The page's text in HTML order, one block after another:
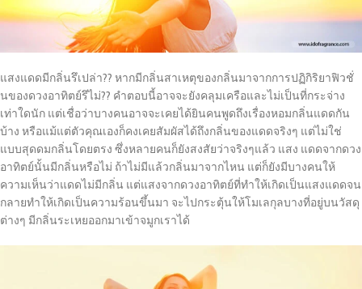
แสงแดดมีกลิ่นรึเปล่า?? หากมีกลิ่นสาเหตุของกลิ่นมาจากการปฏิกิริยาฟิวชั่
นของดวงอาทิตย์รึไม่?? คำตอบนี้อาจจะยังคลุมเครือและไม่เป็นที่กระจ่าง
เท่าใดนัก แต่เชื่อว่าบางคนอาจจะเคยได้ยินคนพูดถึงเรื่องหอมกลิ่นแดดกัน
บ้าง หรือแม้แต่ตัวคุณเองก็คงเคยสัมผัสได้ถึงกลิ่นของแดดจริงๆ แต่ไม่ใช่
แบบสุดดมกลิ่นโดยตรง ซึ่งหลายคนก็ยังสงสัยว่าจริงๆแล้ว แสง แดดจากดวง
อาทิตย์นั้นมีกลิ่นหรือไม่ ถ้าไม่มีแล้วกลิ่นมาจากไหน แต่ก็ยังมีบางคนให้
ความเห็นว่าแดดไม่มีกลิ่น แต่แสงจากดวงอาทิตย์ที่ทำให้เกิดเป็นแสงแดดจน
กลายทำให้เกิดเป็นความร้อนขึ้นมา จะไปกระตุ้นให้โมเลกุลบางที่อยู่บนวัสดุ
ต่างๆ มีกลิ่นระเหยออกมาเข้าจมูกเราได้